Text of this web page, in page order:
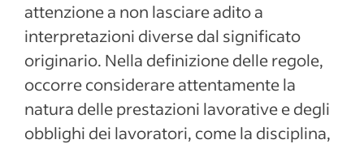
attenzione a non lasciare adito a
interpretazioni diverse dal significato
originario. Nella definizione delle regole,
occorre considerare attentamente la
natura delle prestazioni lavorative e degli
obblighi dei lavoratori, come la disciplina,